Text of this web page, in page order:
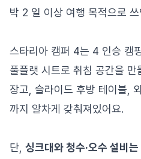
박 2 일 이상 여행 목적으로
스타리아 캠퍼 4는 4 인승 캠
풀플랫 시트로 취침 공간을
장고, 슬라이드 후방 테이블,
까지 알차게 갖춰져있어요.
단, 싱크대와 청수·오수 설비